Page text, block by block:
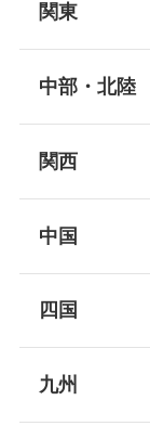
関東
中部・北陸
関西
中国
四国
九州